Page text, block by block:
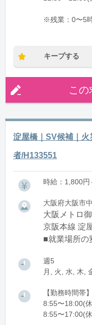
※残業：0〜5
キープする
この
淀屋橋｜SV候補｜
者/H133551
時給：1,800円
大阪府大阪市
大阪メトロ
京阪本線 淀
■就業場所の
週5
月, 火, 水, 木,
【勤務時間帯
8:55〜18:00(
8:55〜17:00(